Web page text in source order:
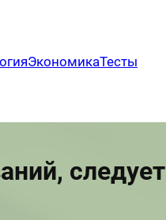
ЭкономикаТесты
следует